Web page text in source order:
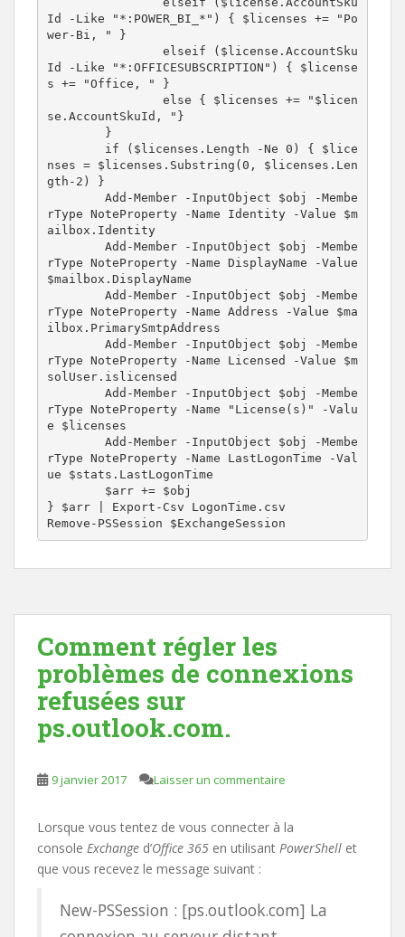
Id -Like "*:POWER_BI_*") { $licenses += "Po
wer-Bi, " }
Id -Like "*:OFFICESUBSCRIPTION") { $license
s += "Office, " }
se.AccountSkuId, "}
nses = $licenses.Substring(0, $licenses.Len
gth-2) }
rType NoteProperty -Name Identity -Value $m
ailbox.Identity
rType NoteProperty -Name DisplayName -Value
$mailbox.DisplayName
rType NoteProperty -Name Address -Value $ma
ilbox.PrimarySmtpAddress
rType NoteProperty -Name Licensed -Value $m
solUser.islicensed
rType NoteProperty -Name "License(s)" -Valu
e $licenses
rType NoteProperty -Name LastLogonTime -Val
ue $stats.LastLogonTime
} $arr | Export-Csv LogonTime.csv
Remove-PSSession $ExchangeSession
Comment régler les
problèmes de connexions
refusées sur
ps.outlook.com.
9 janvier 2017 Laisser un commentaire
Lorsque vous tentez de vous connecter à la
console Exchange d’Office 365 en utilisant PowerShell et
que vous recevez le message suivant :
New-PSSession : [ps.outlook.com] La